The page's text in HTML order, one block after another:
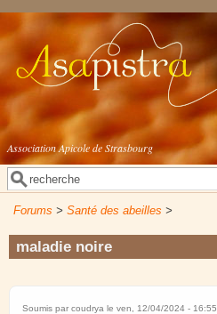
Aller au contenu principal
Association Apicole de Strasbourg
Formulaire de recherche
Rechercher
Forums > Santé des abeilles >
maladie noire
Soumis par coudrya le ven, 12/04/2024 - 16:55